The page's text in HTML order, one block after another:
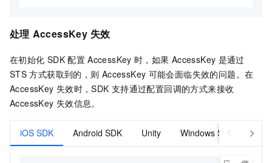
处理 AccessKey 失效
在初始化 SDK 配置 AccessKey 时，如果 AccessKey 是通过
STS 方式获取到的，则 AccessKey 可能会面临失效的问题。在
AccessKey 失效时，SDK 支持通过配置回调的方式来接收
AccessKey 失效信息。
iOS SDK Android SDK Unity Windows SDK